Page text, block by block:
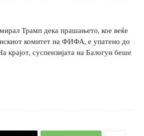
Трамп дека прашањето, кое веќе
комитет на ФИФА, е упатено до
крајот, суспензијата на Балогун беше